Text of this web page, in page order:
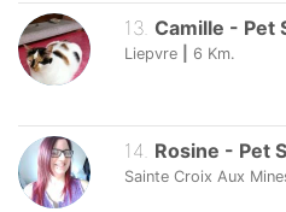
13. Camille - Pet
Liepvre 6 Km.
14 Rosine - Pet
Sainte Croix Aux